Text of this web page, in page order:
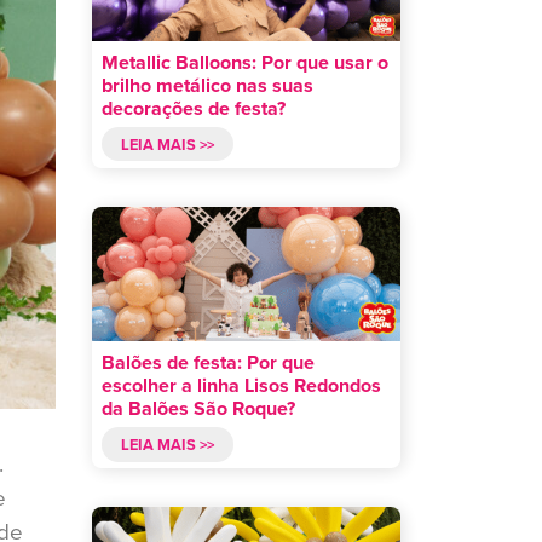
Metallic Balloons: Por que usar o
brilho metálico nas suas
decorações de festa?
LEIA MAIS >>
Balões de festa: Por que
escolher a linha Lisos Redondos
da Balões São Roque?
LEIA MAIS >>